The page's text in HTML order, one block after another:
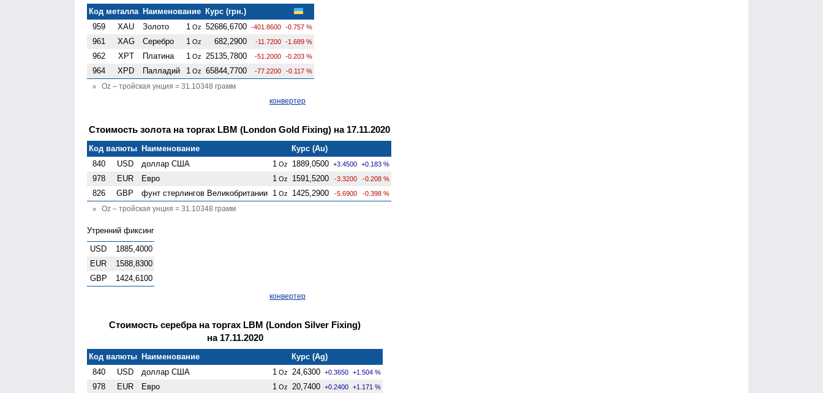
Код металла Наименование Курс (грн.)
959
XAU Золото 1 Oz 52686,6700 -401.8600 -0.757 %
961 XAG Серебро 1 Oz 682,2900 -11.7200 -1.689 %
962 XPT Платина 1 Oz 25135,7800 -51.2000 -0.203 %
964 XPD Палладий 1 Oz 65844,7700 -77.2200 -0.117 %
Oz – тройская унция = 31.10348 грамм
конвертер
Стоимость золота на торгах LBM (London Gold Fixing) на 17.11.2020
Код валюты Наименование
Курс (Au)
840
USD доллар США 1 Oz 1889,0500 +3.4500 +0.183 %
978 EUR Евро 1 Oz 1591,5200 -3.3200 -0.208 %
826 GBP фунт стерлингов Велико­британии 1 Oz 1425,2900 -5.6900 -0.398 %
Oz – тройская унция = 31.10348 грамм
Утренний фиксинг
USD
1885,4000
EUR
1588,8300
GBP
1424,6100
конвертер
Стоимость серебра на торгах LBM (London Silver Fixing)
на 17.11.2020
Код валюты Наименование
Курс (Ag)
840
USD доллар США 1 Oz 24,6300 +0.3650 +1.504 %
978 EUR Евро 1 Oz 20,7400 +0.2400 +1.171 %